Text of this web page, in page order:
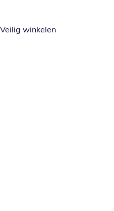
Veilig winkelen